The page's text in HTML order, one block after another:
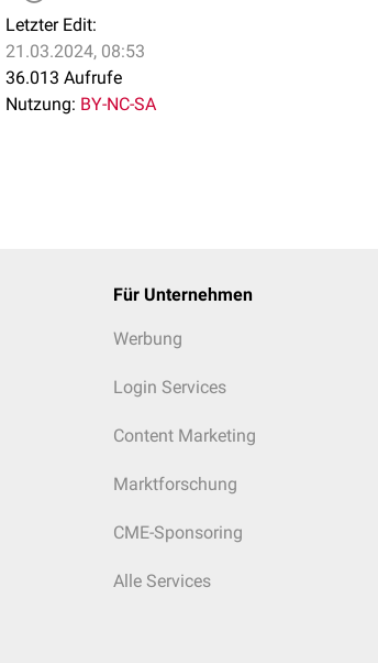
Letzter Edit:
21.03.2024, 08:53
36.013 Aufrufe
Nutzung: BY-NC-SA
Für Unternehmen
Werbung
Login Services
Content Marketing
Marktforschung
CME-Sponsoring
Alle Services